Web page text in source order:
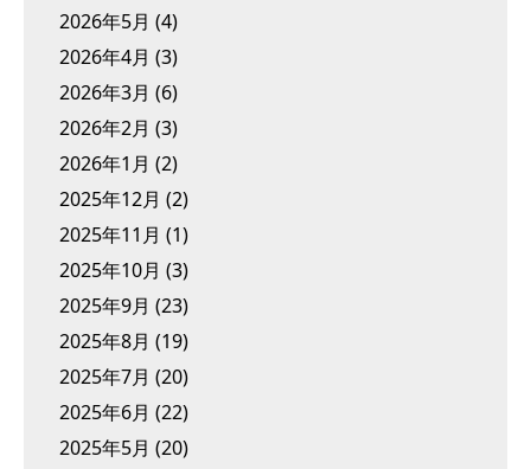
2026年5月 (4)
2026年4月 (3)
2026年3月 (6)
2026年2月 (3)
2026年1月 (2)
2025年12月 (2)
2025年11月 (1)
2025年10月 (3)
2025年9月 (23)
2025年8月 (19)
2025年7月 (20)
2025年6月 (22)
2025年5月 (20)